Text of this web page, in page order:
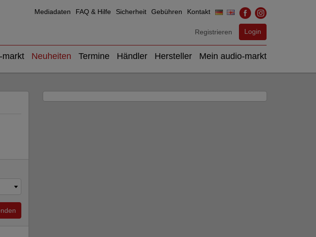
Mediadaten FAQ & Hilfe Sicherheit Gebühren Kontakt
Registrieren Login
-markt Neuheiten Termine Händler Hersteller Mein audio-markt